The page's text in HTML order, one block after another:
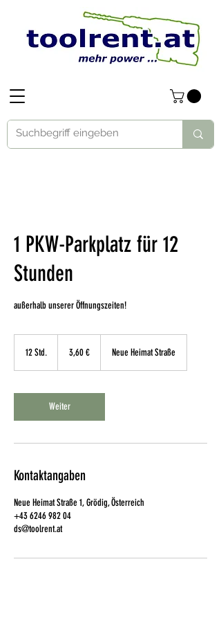
1 PKW-Parkplatz für 12
Stunden
außerhalb unserer Öffnungszeiten!
12 Std.
t
d
.
3,60 € Neue Heimat Straße
Weiter
Kontaktangaben
Neue Heimat Straße 1, Grödig, Österreich
+43 6246 982 04
ds@toolrent.at